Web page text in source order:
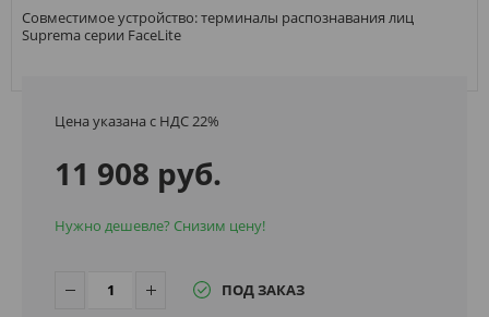
Совместимое устройство: терминалы распознавания лиц
Suprema серии FaceLite
Цена указана с НДС 22%
11 908 руб.
Нужно дешевле? Снизим цену!
ПОД ЗАКАЗ